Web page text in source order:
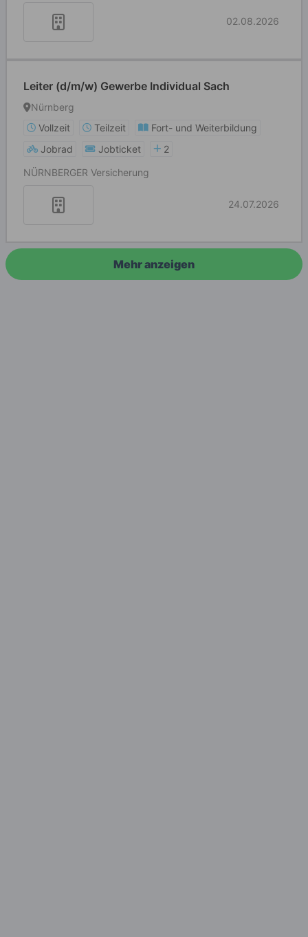
02.08.2026
Leiter (d/m/w) Gewerbe Individual Sach
Nürnberg
Vollzeit
Teilzeit
Fort- und Weiterbildung
Jobrad
Jobticket
2
NÜRNBERGER Versicherung
24.07.2026
Mehr anzeigen